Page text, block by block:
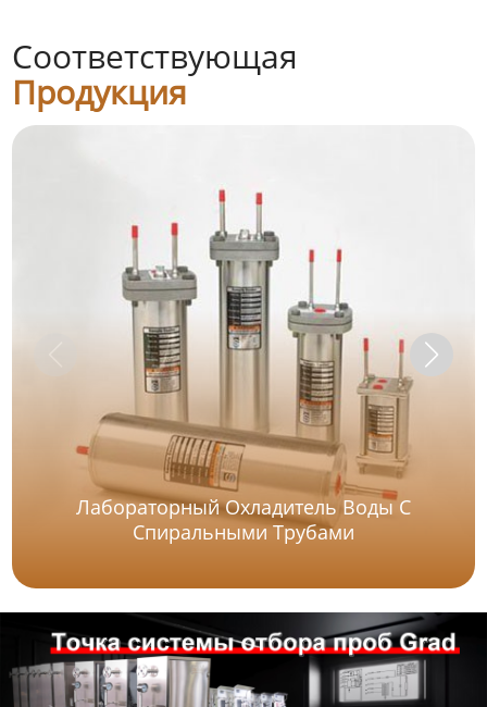
Соответствующая
Продукция
Лабораторный Охладитель Воды С
Спиральными Трубами